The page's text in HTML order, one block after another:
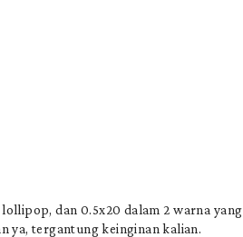
dan 0.5x20 dalam 2 warna yang
ya, tergantung keinginan kalian.